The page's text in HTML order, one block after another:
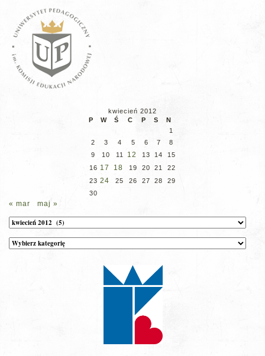
kwiecień 2012
P
W Ś C P S
N
1
2
3 4 5 6 7
8
9
10 11 12 13 14
15
16 17 18 19 20 21
22
23 24 25 26 27 28
29
30
« mar maj »
Archiwum
Kategorie
wpisów